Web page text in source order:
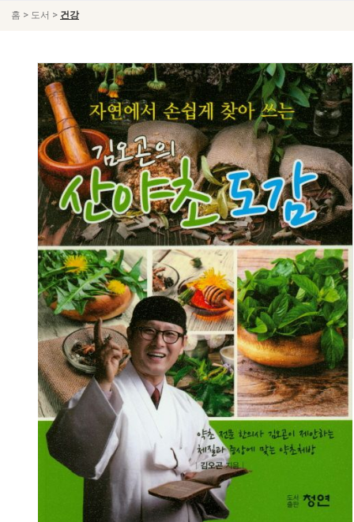
홈 > 도서 > 건강